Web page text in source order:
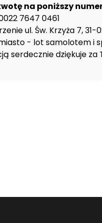
na poniższy
7647 0461
ul. Św. Krzyża 7, 31-
- lot samolotem i
serdecznie dziękuje za